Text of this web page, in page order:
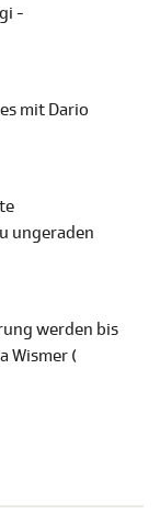
-
mit Dario
ungeraden
werden bis
Wismer (